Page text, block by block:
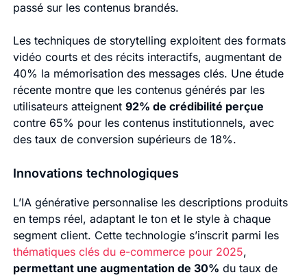
passé sur les contenus brandés.
Les techniques de storytelling exploitent des formats
vidéo courts et des récits interactifs, augmentant de
40% la mémorisation des messages clés. Une étude
récente montre que les contenus générés par les
utilisateurs atteignent 92% de crédibilité perçue
contre 65% pour les contenus institutionnels, avec
des taux de conversion supérieurs de 18%.
Innovations technologiques
L’IA générative personnalise les descriptions produits
en temps réel, adaptant le ton et le style à chaque
segment client. Cette technologie s’inscrit parmi les
thématiques clés du e-commerce pour 2025,
permettant une augmentation de 30% du taux de